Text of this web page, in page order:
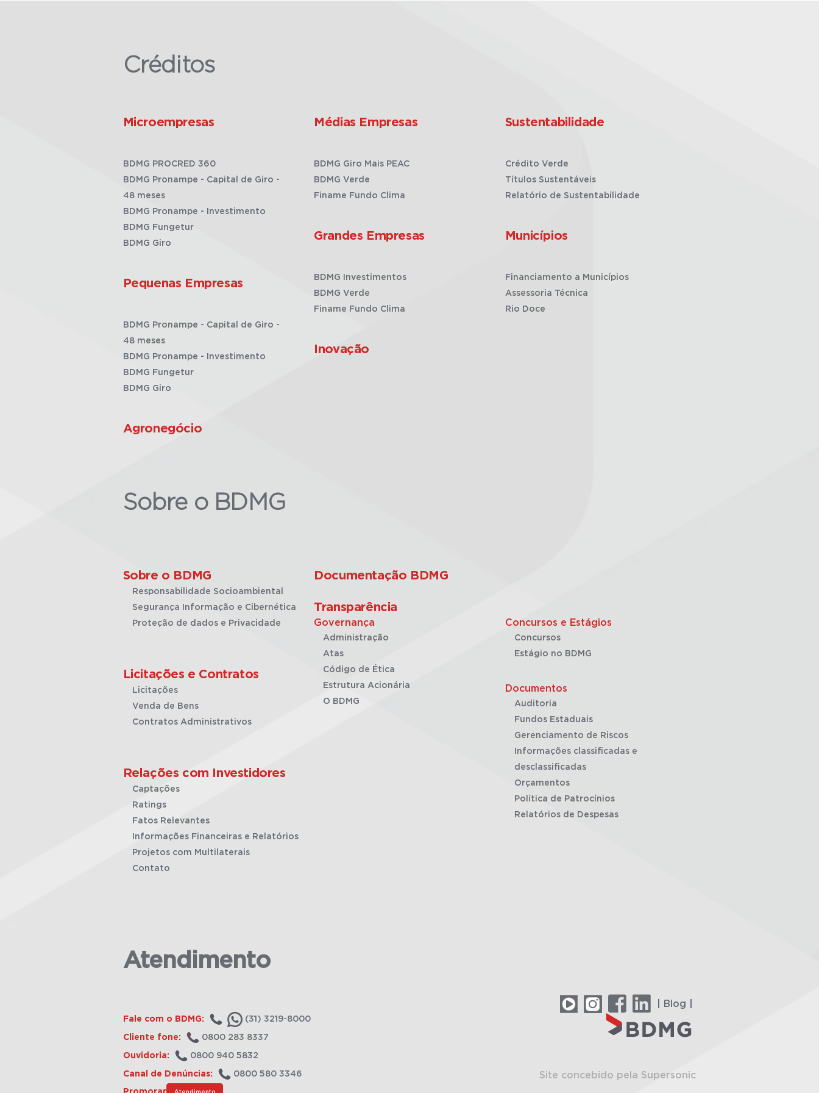
Créditos
Microempresas
BDMG PROCRED 360
BDMG Pronampe - Capital de Giro -
48 meses
BDMG Pronampe - Investimento
BDMG Fungetur
BDMG Giro
Pequenas Empresas
BDMG Pronampe - Capital de Giro -
48 meses
BDMG Pronampe - Investimento
BDMG Fungetur
BDMG Giro
Agronegócio
Médias Empresas
BDMG Giro Mais PEAC
BDMG Verde
Finame Fundo Clima
Grandes Empresas
BDMG Investimentos
BDMG Verde
Finame Fundo Clima
Inovação
Sustentabilidade
Crédito Verde
Títulos Sustentáveis
Relatório de Sustentabilidade
Municípios
Financiamento a Municípios
Assessoria Técnica
Rio Doce
Sobre o BDMG
Sobre o BDMG
Responsabilidade Socioambiental
Segurança Informação e Cibernética
Proteção de dados e Privacidade
Licitações e Contratos
Licitações
Venda de Bens
Contratos Administrativos
Relações com Investidores
Captações
Ratings
Fatos Relevantes
Informações Financeiras e Relatórios
Projetos com Multilaterais
Contato
Documentação BDMG
Transparência
Governança
Administração
Atas
Código de Ética
Estrutura Acionária
O BDMG
Concursos e Estágios
Concursos
Estágio no BDMG
Documentos
Auditoria
Fundos Estaduais
Gerenciamento de Riscos
Informações classificadas e
desclassificadas
Orçamentos
Política de Patrocínios
Relatórios de Despesas
Atendimento
Fale com o BDMG: (31) 3219-8000
Cliente fone: 0800 283 8337
Ouvidoria: 0800 940 5832
Canal de Denúncias: 0800 580 3346
Atendimento
| Blog |
Site concebido pela Supersonic